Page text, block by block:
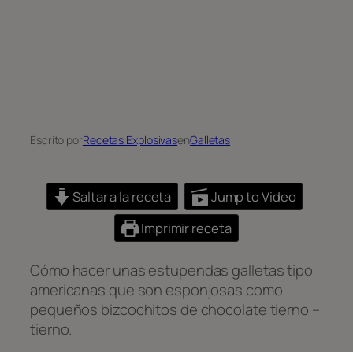
Escrito porRecetas ExplosivasenGalletas
Saltar a la receta
Jump to Video
Imprimir receta
Cómo hacer unas estupendas galletas tipo
americanas que son esponjosas como
pequeños bizcochitos de chocolate tierno –
tierno.